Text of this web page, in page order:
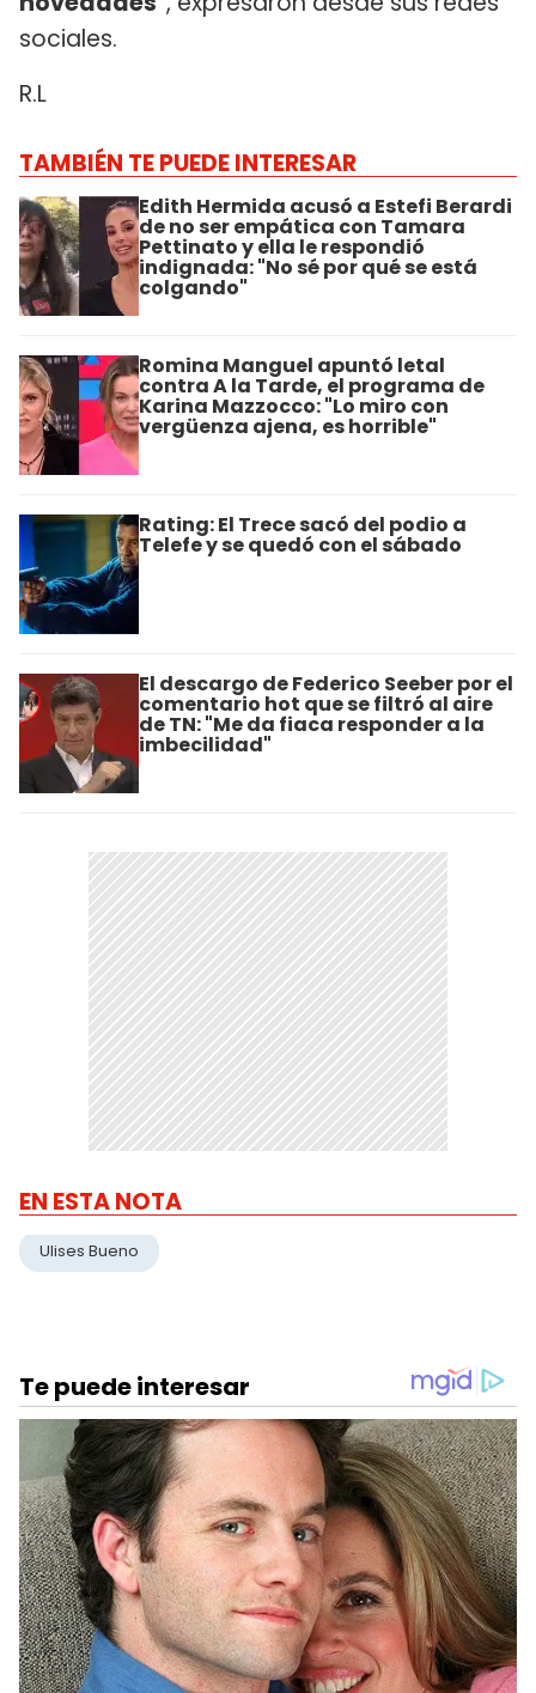
sociales.
R.L
TAMBIÉN TE PUEDE INTERESAR
Edith Hermida acusó a Estefi Berardi
de no ser empática con Tamara
Pettinato y ella le respondió
indignada: "No sé por qué se está
colgando"
Romina Manguel apuntó letal
contra A la Tarde, el programa de
Karina Mazzocco: "Lo miro con
vergüenza ajena, es horrible"
Rating: El Trece sacó del podio a
Telefe y se quedó con el sábado
El descargo de Federico Seeber por el
comentario hot que se filtró al aire
de TN: "Me da fiaca responder a la
imbecilidad"
EN ESTA NOTA
Ulises Bueno